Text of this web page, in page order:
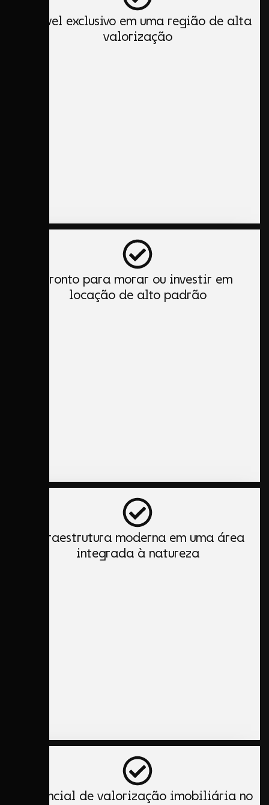
Imóvel exclusivo em uma região de alta
valorização
Pronto para morar ou investir em
locação de alto padrão
Infraestrutura moderna em uma área
integrada à natureza
Potencial de valorização imobiliária no